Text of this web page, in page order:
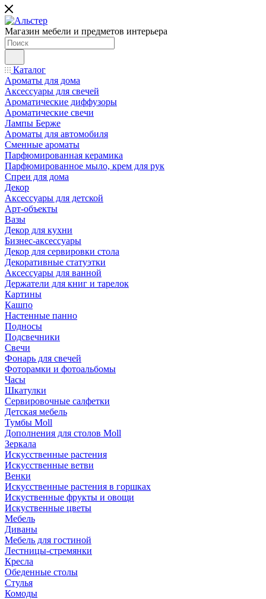
Магазин мебели и предметов интерьера
Каталог
Ароматы для дома
Аксессуары для свечей
Ароматические диффузоры
Ароматические свечи
Лампы Берже
Ароматы для автомобиля
Сменные ароматы
Парфюмированная керамика
Парфюмированное мыло, крем для рук
Спреи для дома
Декор
Аксессуары для детской
Арт-объекты
Вазы
Декор для кухни
Бизнес-аксессуары
Декор для сервировки стола
Декоративные статуэтки
Аксессуары для ванной
Держатели для книг и тарелок
Картины
Кашпо
Настенные панно
Подносы
Подсвечники
Свечи
Фонарь для свечей
Фоторамки и фотоальбомы
Часы
Шкатулки
Сервировочные салфетки
Детская мебель
Тумбы Moll
Дополнения для столов Moll
Зеркала
Искусственные растения
Искусственные ветви
Венки
Искусственные растения в горшках
Искуственные фрукты и овощи
Искуственные цветы
Мебель
Диваны
Мебель для гостиной
Лестницы-стремянки
Кресла
Обеденные столы
Стулья
Комоды